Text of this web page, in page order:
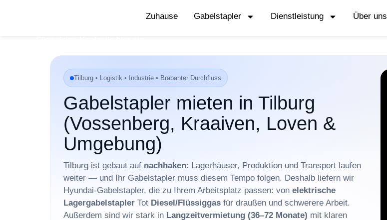
Zuhause Gabelstapler Dienstleistung Über uns
Tilburg • Logistik • Industrie • Brabanter Durchfluss
Gabelstapler mieten in Tilburg
(Vossenberg, Kraaiven, Loven &
Umgebung)
Tilburg ist gebaut auf nachhaken: Lagerhäuser, Produktion und Transport laufen
weiter — und Ihr Gabelstapler muss diesem Tempo folgen. Deshalb liefern wir
Hyundai-Gabelstapler, die zu Ihrem Arbeitsplatz passen: von elektrische
Lagergabelstapler Tot Diesel/Flüssiggas für draußen und schwerere Arbeit.
Außerdem sind wir stark in Langzeitvermietung (36–72 Monate) mit klaren